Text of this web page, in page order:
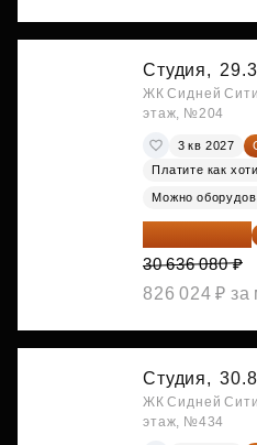
Студия,
ЖК Сидней
этаж, №204
3 кв 2027
Платите как
Можно
24 202 503 ₽
30 636 080 ₽
826 024 ₽ за
Студия,
ЖК Сидней
этаж, №434